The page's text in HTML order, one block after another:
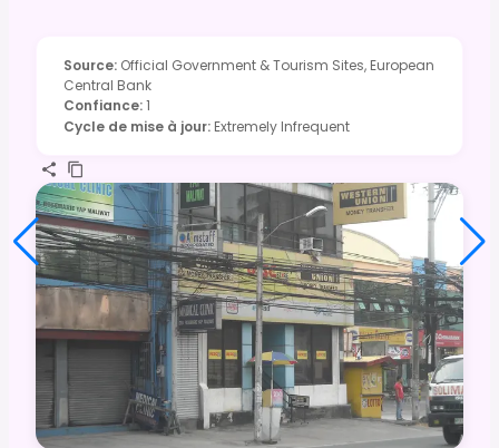
Source: Official Government & Tourism Sites, European
Central Bank
Confiance:1
Cycle de mise à jour: Extremely Infrequent